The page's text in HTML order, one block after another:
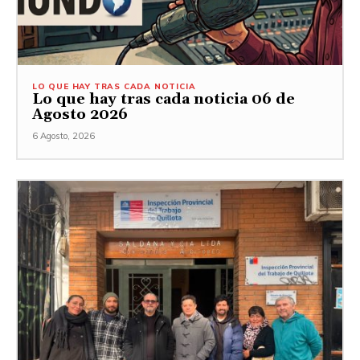
LO QUE HAY TRAS CADA NOTICIA
Lo que hay tras cada noticia 06 de
Agosto 2026
6 Agosto, 2026